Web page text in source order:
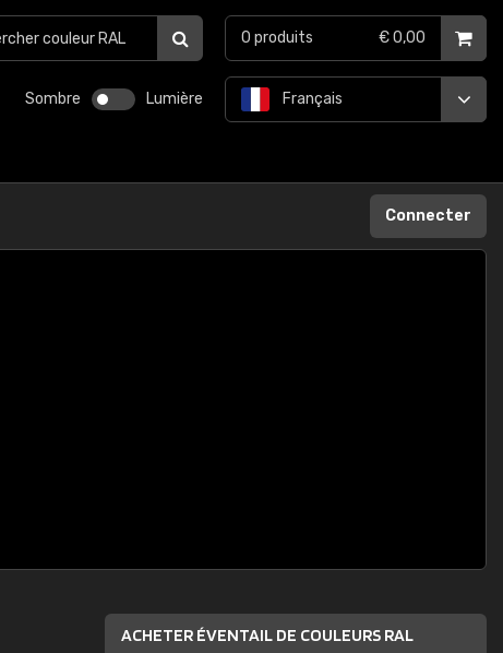
Sombre Lumière Français
0 produits € 0,00
Connecter
ACHETER ÉVENTAIL DE COULEURS RAL